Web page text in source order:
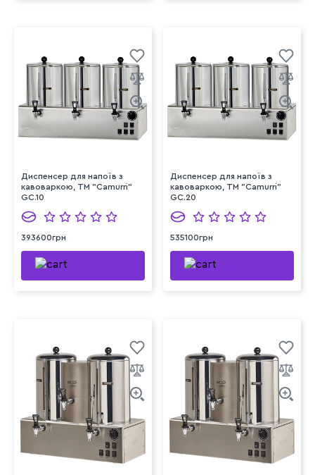
Диспенсер для напоїв з
кавоваркою, TM "Camurri"
GC.10
393600грн
Диспенсер для напоїв з
кавоваркою, TM "Camurri"
GC.20
535100грн